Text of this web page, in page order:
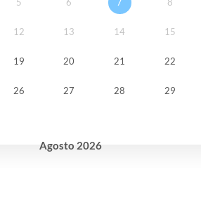
Agosto 2026
12 13 14 15
19 20 21 22
26 27 28 29